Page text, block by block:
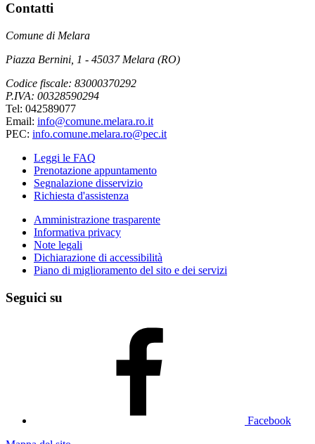
Contatti
Comune di Melara
Piazza Bernini, 1 - 45037 Melara (RO)
Codice fiscale: 83000370292
P.IVA: 00328590294
Tel: 042589077
Email: info@comune.melara.ro.it
PEC: info.comune.melara.ro@pec.it
Leggi le FAQ
Prenotazione appuntamento
Segnalazione disservizio
Richiesta d'assistenza
Amministrazione trasparente
Informativa privacy
Note legali
Dichiarazione di accessibilità
Piano di miglioramento del sito e dei servizi
Seguici su
Facebook